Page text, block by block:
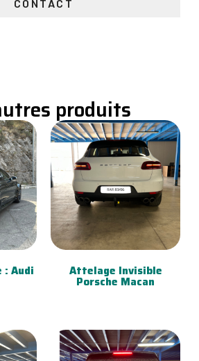
CONTACT
produits
Audi Attelage Invisible
Porsche Macan